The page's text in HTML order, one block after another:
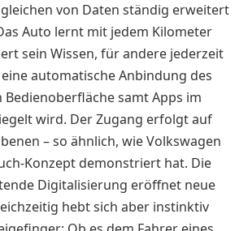
von Daten ständig erweitert
Auto lernt mit jedem Kilometer
sein Wissen, für andere jederzeit
automatische Anbindung des
Bedienoberfläche samt Apps im
wird. Der Zugang erfolgt auf
– so ähnlich, wie Volkswagen
Konzept demonstriert hat. Die
Digitalisierung eröffnet neue
hebt sich aber instinktiv